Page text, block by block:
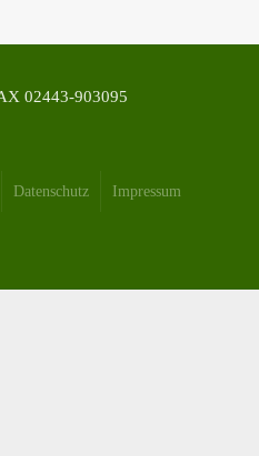
02443-903095
Datenschutz Impressum